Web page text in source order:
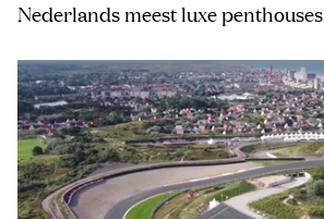
Nederlands meest luxe penthouses